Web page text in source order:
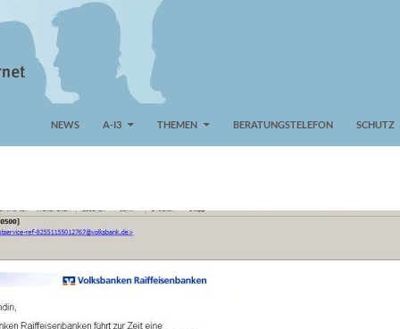
NEWS A-I3 THEMEN BERATUNGSTELEFON SCHUTZ